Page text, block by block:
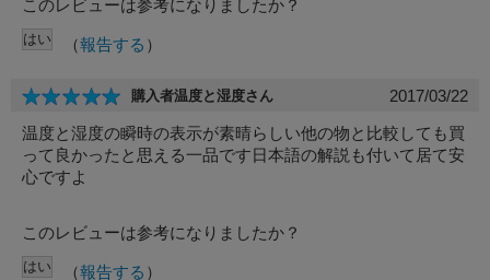
プライバシーポリシーをご確認ください。
プライバシーポリシーを確認しました。
このレビューは参考になりましたか？
（報告する ）
購入者温度と湿度さん
2017/03/22
温度と湿度の瞬時の表示が素晴らしい他の物と比較しても買
って良かったと思える一品です日本語の解説も付いて居て安
心ですよ
このレビューは参考になりましたか？
（報告する ）